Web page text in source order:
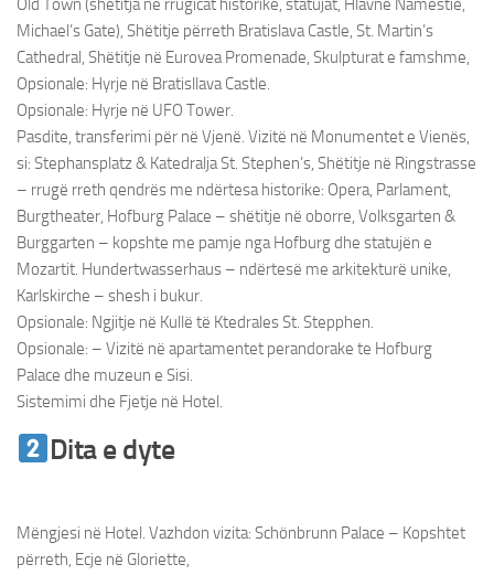
Old Town (shëtitja në rrugicat historike, statujat, Hlavné Námestie,
Michael’s Gate), Shëtitje përreth Bratislava Castle, St. Martin’s
Cathedral, Shëtitje në Eurovea Promenade, Skulpturat e famshme,
Opsionale: Hyrje në Bratisllava Castle.
Opsionale: Hyrje në UFO Tower.
Pasdite, transferimi për në Vjenë. Vizitë në Monumentet e Vienës,
si: Stephansplatz & Katedralja St. Stephen’s, Shëtitje në Ringstrasse
– rrugë rreth qendrës me ndërtesa historike: Opera, Parlament,
Burgtheater, Hofburg Palace – shëtitje në oborre, Volksgarten &
Burggarten – kopshte me pamje nga Hofburg dhe statujën e
Mozartit. Hundertwasserhaus – ndërtesë me arkitekturë unike,
Karlskirche – shesh i bukur.
Opsionale: Ngjitje në Kullë të Ktedrales St. Stepphen.
Opsionale: – Vizitë në apartamentet perandorake te Hofburg
Palace dhe muzeun e Sisi.
Sistemimi dhe Fjetje në Hotel.
Dita e dyte
Mëngjesi në Hotel. Vazhdon vizita: Schönbrunn Palace – Kopshtet
përreth, Ecje në Gloriette,